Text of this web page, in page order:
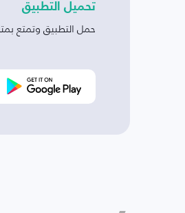
تحميل التطبيق
حمل التطبيق وتمتع